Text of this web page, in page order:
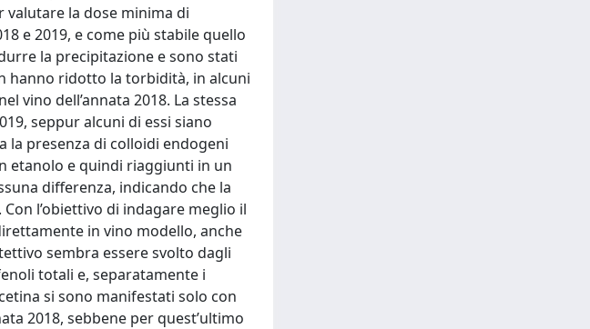
valutare la dose minima di
e 2019, e come più stabile quello
la precipitazione e sono stati
hanno ridotto la torbidità, in alcuni
vino dell’annata 2018. La stessa
seppur alcuni di essi siano
la presenza di colloidi endogeni
etanolo e quindi riaggiunti in un
differenza, indicando che la
l’obiettivo di indagare meglio il
in vino modello, anche
sembra essere svolto dagli
totali e, separatamente i
si sono manifestati solo con
2018, sebbene per quest’ultimo